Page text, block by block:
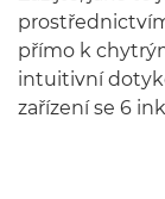
přímo k
intuitivní
zařízení se 6